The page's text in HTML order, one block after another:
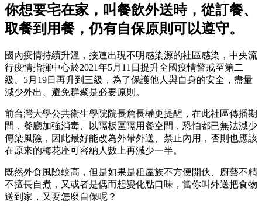
你想要宅在家，叫餐飲外送時，從訂餐、
取餐到用餐，仍有自保原則可以遵守。
國內疫情持續升溫，接連出現不明感染源的社區感染，中央流
行疫情指揮中心於2021年5月11日提升全國疫情警戒至第二
級、5月19日再升到三級，為了保護他人與自身的安全，盡量
減少外出、避免群聚是必要原則。
前台灣大學公共衛生學院院長詹長權更提醒，在此社區傳播期
間，餐廳加強消毒、以隔板區隔用餐空間，恐怕都已無法減少
傳染風險，因此最好能改為外帶外送、禁止內用，否則也應該
在原來的梅花座可容納人數上再減少一半。
既然外食風險較高，但是如果是租屋族不方便開伙、廚藝不精
不擅長自煮，又或者是偶而想變化點口味，當你叫外送把食物
送到家，又要怎麼自保呢？